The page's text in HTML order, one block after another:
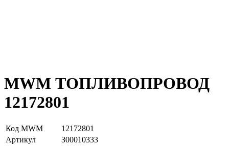
MWM ТОПЛИВОПРОВОД
12172801
Код MWM
12172801
Артикул
З00010333